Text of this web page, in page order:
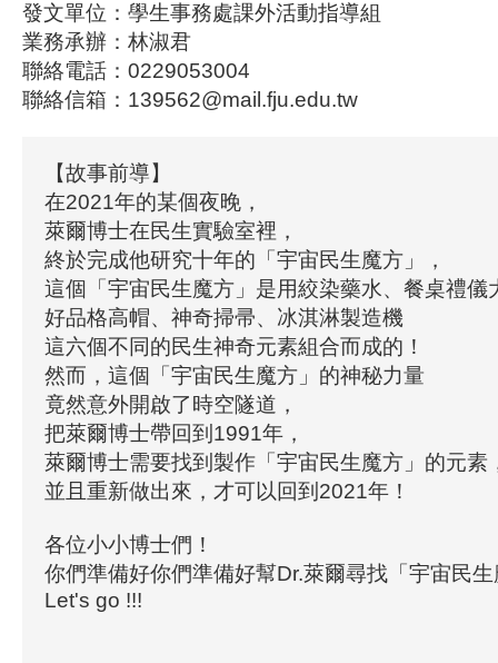
發文單位：學生事務處課外活動指導組
業務承辦：林淑君
聯絡電話：0229053004
聯絡信箱：139562@mail.fju.edu.tw
【故事前導】
在2021年的某個夜晚，
萊爾博士在民生實驗室裡，
終於完成他研究十年的「宇宙民生魔方」，
這個「宇宙民生魔方」是用絞染藥水、餐桌禮儀
好品格高帽、神奇掃帚、冰淇淋製造機
這六個不同的民生神奇元素組合而成的！
然而，這個「宇宙民生魔方」的神秘力量
竟然意外開啟了時空隧道，
把萊爾博士帶回到1991年，
萊爾博士需要找到製作「宇宙民生魔方」的元素
並且重新做出來，才可以回到2021年！
各位小小博士們！
你們準備好你們準備好幫Dr.萊爾尋找「宇宙民
Let's go !!!